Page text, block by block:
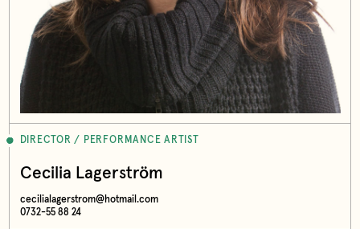
DIRECTOR / PERFORMANCE ARTIST
Cecilia Lagerström
cecilialagerstrom@hotmail.com
0732-55 88 24